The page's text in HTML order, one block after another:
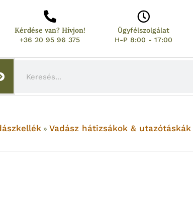
Kérdése van? Hívjon!
+36 20 95 96 375
Ügyfélszolgálat
H-P 8:00 - 17:00
» Vadász hátizsákok & utazótáskák